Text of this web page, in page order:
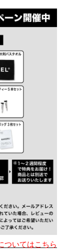
ついてはこちら